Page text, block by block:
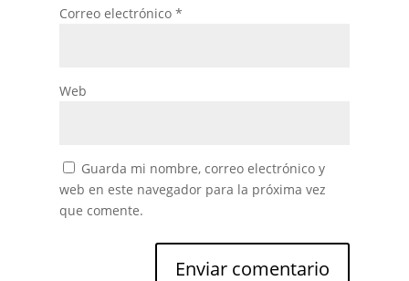
Correo electrónico *
Web
Guarda mi nombre, correo electrónico y
web en este navegador para la próxima vez
que comente.